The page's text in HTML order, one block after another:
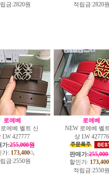
금:2820원
적립금:2820
로에베
에베 벨트 신
LW 427777
가:255,000원
가: 173,400
금:2550원
로에베
NEW 로에베 벨
상 LW 427776
판매가:
할인가: 173,400
적립금:2550